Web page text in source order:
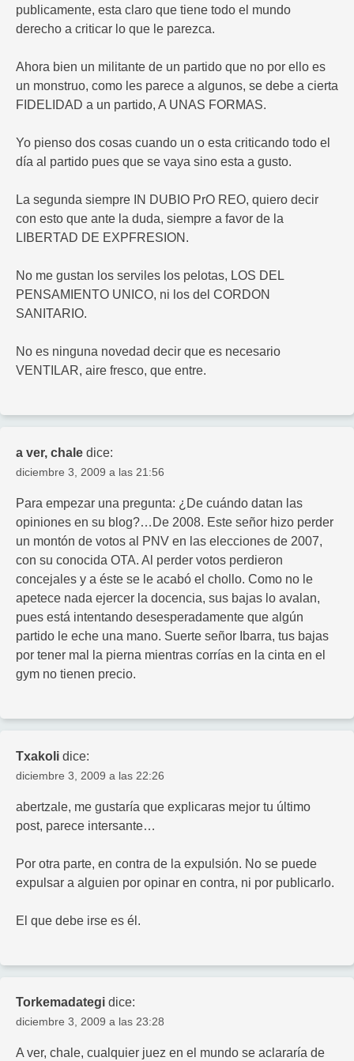
publicamente, esta claro que tiene todo el mundo
derecho a criticar lo que le parezca.
Ahora bien un militante de un partido que no por ello es
un monstruo, como les parece a algunos, se debe a cierta
FIDELIDAD a un partido, A UNAS FORMAS.
Yo pienso dos cosas cuando un o esta criticando todo el
día al partido pues que se vaya sino esta a gusto.
La segunda siempre IN DUBIO PrO REO, quiero decir
con esto que ante la duda, siempre a favor de la
LIBERTAD DE EXPFRESION.
No me gustan los serviles los pelotas, LOS DEL
PENSAMIENTO UNICO, ni los del CORDON
SANITARIO.
No es ninguna novedad decir que es necesario
VENTILAR, aire fresco, que entre.
a ver, chale dice:
diciembre 3, 2009 a las 21:56
Para empezar una pregunta: ¿De cuándo datan las
opiniones en su blog?…De 2008. Este señor hizo perder
un montón de votos al PNV en las elecciones de 2007,
con su conocida OTA. Al perder votos perdieron
concejales y a éste se le acabó el chollo. Como no le
apetece nada ejercer la docencia, sus bajas lo avalan,
pues está intentando desesperadamente que algún
partido le eche una mano. Suerte señor Ibarra, tus bajas
por tener mal la pierna mientras corrías en la cinta en el
gym no tienen precio.
Txakoli dice:
diciembre 3, 2009 a las 22:26
abertzale, me gustaría que explicaras mejor tu último
post, parece intersante…
Por otra parte, en contra de la expulsión. No se puede
expulsar a alguien por opinar en contra, ni por publicarlo.
El que debe irse es él.
Torkemadategi dice:
diciembre 3, 2009 a las 23:28
A ver, chale, cualquier juez en el mundo se aclararía de